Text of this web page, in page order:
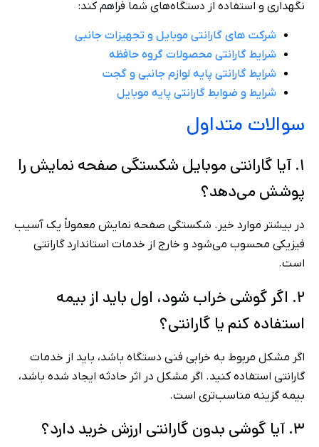
نگهداری و استفاده از دستگاه‌های شما فراهم کند:
شرکت های گارانتی‌ موبایل و تجهیزات جانبی
شرایط گارانتی محصولات گروه حافظه
شرایط گارانتی پایه لوازم جانبی و گجت
شرایط و ضوابط گارانتی پایه موبایل
سوالات متداول
۱. آیا گارانتی موبایل شکستگی صفحه نمایش را
پوشش می‌دهد؟
در بیشتر موارد خیر. شکستگی صفحه نمایش معمولاً یک آسیب
فیزیکی محسوب می‌شود و خارج از خدمات استاندارد گارانتی
است.
۲. اگر گوشی خراب شود، اول باید از بیمه
استفاده کنم یا گارانتی؟
اگر مشکل مربوط به خرابی فنی دستگاه باشد، باید از خدمات
گارانتی استفاده کنید. اگر مشکل در اثر حادثه ایجاد شده باشد،
بیمه گزینه مناسب‌تری است.
۳. آیا گوشی بدون گارانتی ارزش خرید دارد؟